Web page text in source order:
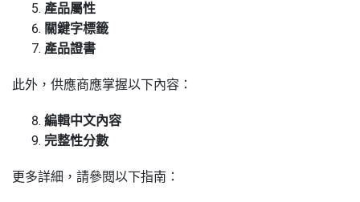
產品屬性
關鍵字標籤
產品證書
此外，供應商應掌握以下內容：
編輯中文內容
完整性分數
更多詳細，請參閱以下指南：